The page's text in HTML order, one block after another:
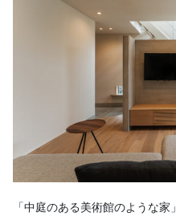
「中庭のある美術館のような家」